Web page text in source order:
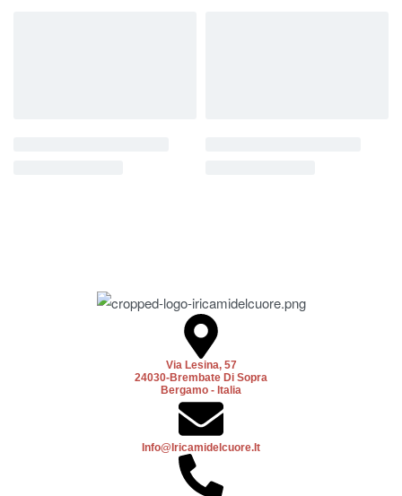
Via Lesina, 57
24030-Brembate Di Sopra
Bergamo - Italia
Info@iricamidelcuore.it